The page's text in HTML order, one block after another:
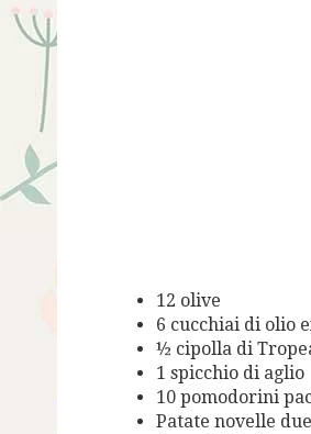
12 olive
6 cucchiai di olio
½ cipolla di
1 spicchio di aglio
10 pomodorini
Patate novelle due